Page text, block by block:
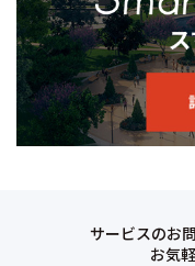
サービスのお
お気